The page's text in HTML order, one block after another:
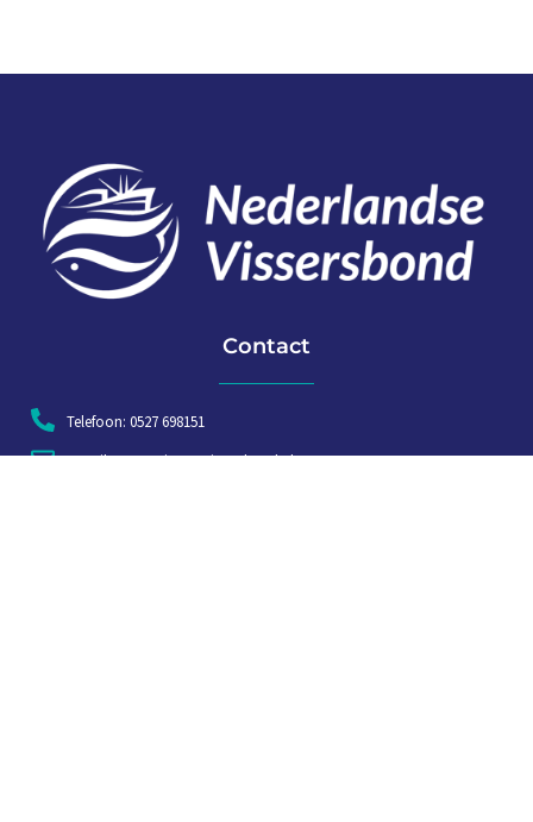
Contact
Telefoon: 0527 698151
E-mail: secretariaat@vissersbond.nl